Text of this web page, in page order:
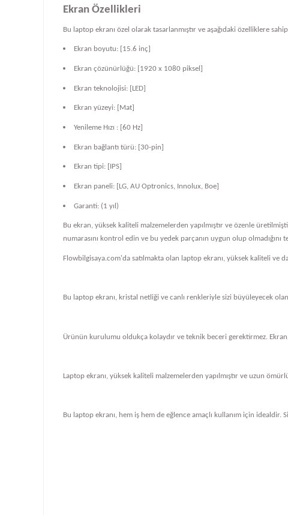
Ekran Özellikleri
Bu laptop ekranı özel olarak tasarlanmıştır ve aşağıdaki özelliklere
Ekran boyutu: [15.6 inç]
Ekran çözünürlüğü: [1920 x 1080 piksel]
Ekran teknolojisi: [LED]
Ekran yüzeyi: [Mat]
Yenileme Hızı : [60 Hz]
Ekran bağlantı türü: [30-pin]
Ekran tipi: [IPS]
Ekran paneli: [LG, AU Optronics, Innolux, Boe]
Garanti: (1 yıl)
Bu ekran, yüksek kaliteli malzemelerden yapılmıştır ve özenle
numarasını kontrol edin ve bu yedek parçanın uygun olup olmadığını
Flowbilgisaya.com'da satılmakta olan laptop ekranı, yüksek kaliteli ve
Bu laptop ekranı, kristal netliği ve canlı renkleriyle sizi büyüleyecek
Ürünün kurulumu oldukça kolaydır ve teknik beceri gerektirmez.
Laptop ekranı, yüksek kaliteli malzemelerden yapılmıştır ve uzun
Bu laptop ekranı, hem iş hem de eğlence amaçlı kullanım için